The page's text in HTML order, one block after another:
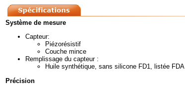
Système de mesure
Capteur:
Piézorésistif
Couche mince
Remplissage du capteur :
Huile synthétique, sans silicone FD1, listée FDA
Précision